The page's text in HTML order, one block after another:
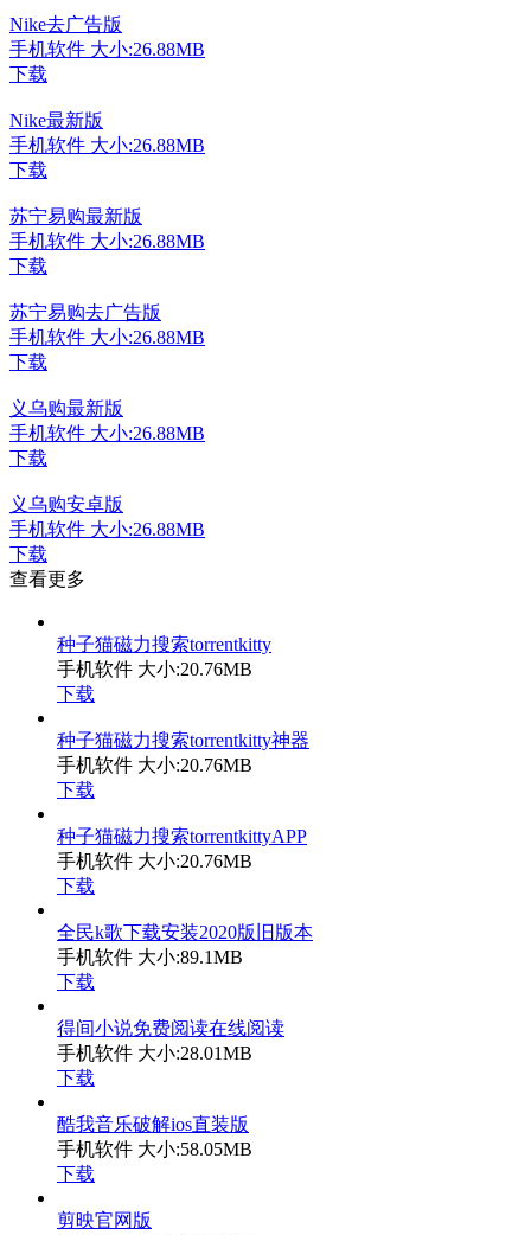
Nike去广告版
手机软件 大小:26.88MB
下载
Nike最新版
手机软件 大小:26.88MB
下载
苏宁易购最新版
手机软件 大小:26.88MB
下载
苏宁易购去广告版
手机软件 大小:26.88MB
下载
义乌购最新版
手机软件 大小:26.88MB
下载
义乌购安卓版
手机软件 大小:26.88MB
下载
查看更多
种子猫磁力搜索torrentkitty
手机软件 大小:20.76MB
下载
种子猫磁力搜索torrentkitty神器
手机软件 大小:20.76MB
下载
种子猫磁力搜索torrentkittyAPP
手机软件 大小:20.76MB
下载
全民k歌下载安装2020版旧版本
手机软件 大小:89.1MB
下载
得间小说免费阅读在线阅读
手机软件 大小:28.01MB
下载
酷我音乐破解ios直装版
手机软件 大小:58.05MB
下载
剪映官网版